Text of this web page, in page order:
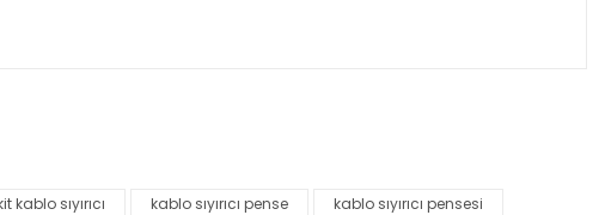
kablo sıyırıcı kablo sıyırıcı pense
kablo sıyırıcı pensesi